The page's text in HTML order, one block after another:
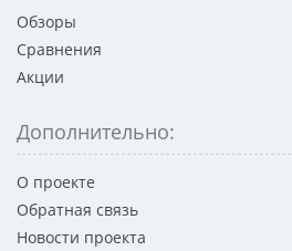
Обзоры
Сравнения
Акции
Дополнительно:
О проекте
Обратная связь
Новости проекта